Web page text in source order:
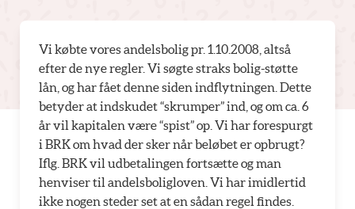
Vi købte vores andelsbolig pr. 1.10.2008, altså
efter de nye regler. Vi søgte straks bolig-støtte
lån, og har fået denne siden indflytningen. Dette
betyder at indskudet “skrumper” ind, og om ca. 6
år vil kapitalen være “spist” op. Vi har forespurgt
i BRK om hvad der sker når beløbet er opbrugt?
Iflg. BRK vil udbetalingen fortsætte og man
henviser til andelsboligloven. Vi har imidlertid
ikke nogen steder set at en sådan regel findes.